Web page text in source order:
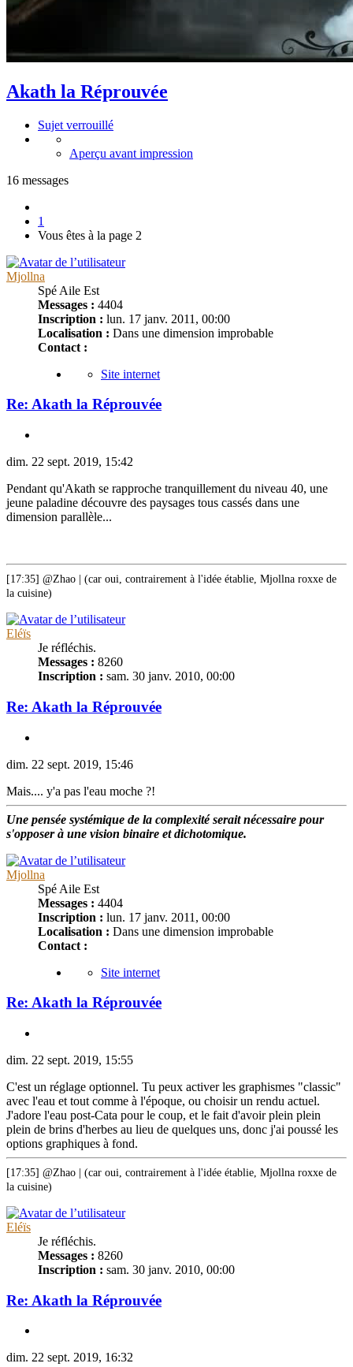
Akath la Réprouvée
Sujet verrouillé
Aperçu avant impression
16 messages
1
Vous êtes à la page 2
Mjollna
Spé Aile Est
Messages : 4404
Inscription : lun. 17 janv. 2011, 00:00
Localisation : Dans une dimension improbable
Contact :
Site internet
Re: Akath la Réprouvée
dim. 22 sept. 2019, 15:42
Pendant qu'Akath se rapproche tranquillement du niveau 40, une
jeune paladine découvre des paysages tous cassés dans une
dimension parallèle...
[17:35] @Zhao | (car oui, contrairement à l'idée établie, Mjollna roxxe de
la cuisine)
Eléïs
Je réfléchis.
Messages : 8260
Inscription : sam. 30 janv. 2010, 00:00
Re: Akath la Réprouvée
dim. 22 sept. 2019, 15:46
Mais.... y'a pas l'eau moche ?!
Une pensée systémique de la complexité serait nécessaire pour
s'opposer à une vision binaire et dichotomique.
Mjollna
Spé Aile Est
Messages : 4404
Inscription : lun. 17 janv. 2011, 00:00
Localisation : Dans une dimension improbable
Contact :
Site internet
Re: Akath la Réprouvée
dim. 22 sept. 2019, 15:55
C'est un réglage optionnel. Tu peux activer les graphismes "classic"
avec l'eau et tout comme à l'époque, ou choisir un rendu actuel.
J'adore l'eau post-Cata pour le coup, et le fait d'avoir plein plein
plein de brins d'herbes au lieu de quelques uns, donc j'ai poussé les
options graphiques à fond.
[17:35] @Zhao | (car oui, contrairement à l'idée établie, Mjollna roxxe de
la cuisine)
Eléïs
Je réfléchis.
Messages : 8260
Inscription : sam. 30 janv. 2010, 00:00
Re: Akath la Réprouvée
dim. 22 sept. 2019, 16:32